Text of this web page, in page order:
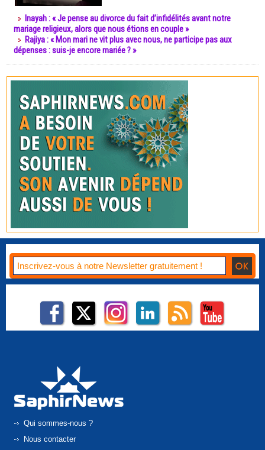
Inayah : « Je pense au divorce du fait d’infidélités avant notre
mariage religieux, alors que nous étions en couple »
Rajiya : « Mon mari ne vit plus avec nous, ne participe pas aux
dépenses : suis-je encore mariée ? »
Qui sommes-nous ?
Nous contacter